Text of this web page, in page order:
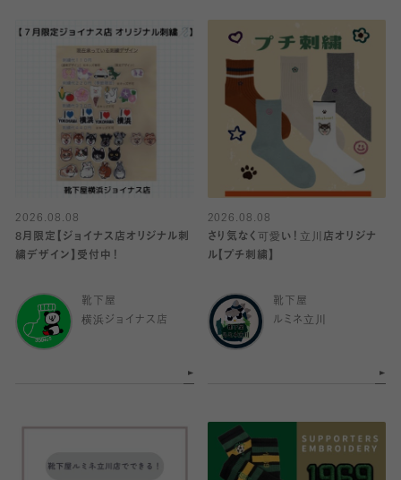
2026.08.08
8月限定【ジョイナス店オリジナル刺
繍デザイン】受付中！
靴下屋
横浜ジョイナス店
2026.08.08
さり気なく可愛い！立川店オリジナ
ル【プチ刺繍】
靴下屋
ルミネ立川